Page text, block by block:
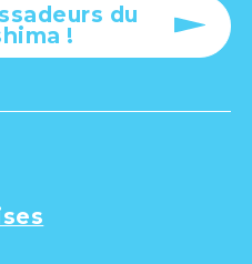
du
!